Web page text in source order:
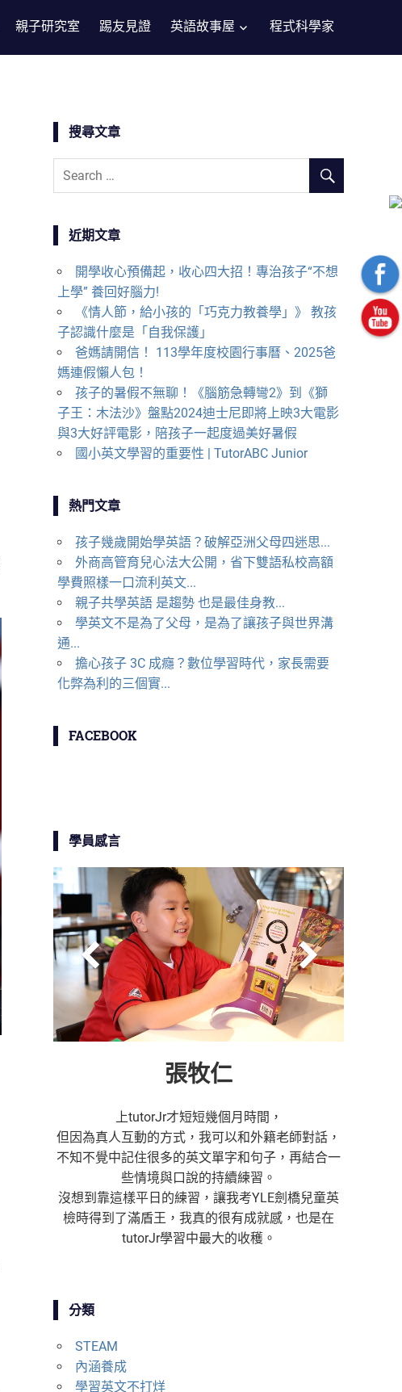
親子研究室 踢友見證 英語故事屋 程式科學家
搜尋文章
近期文章
開學收心預備起，收心四大招！專治孩子“不想
上學” 養回好腦力!
《情人節，給小孩的「巧克力教養學」》 教孩
子認識什麼是「自我保護」
爸媽請開信！ 113學年度校園行事曆、2025爸
媽連假懶人包！
孩子的暑假不無聊！《腦筋急轉彎2》到《獅
子王：木法沙》盤點2024迪士尼即將上映3大電影
與3大好評電影，陪孩子一起度過美好暑假
國小英文學習的重要性 | TutorABC Junior
熱門文章
孩子幾歲開始學英語？破解亞洲父母四迷思...
外商高管育兒心法大公開，省下雙語私校高額
學費照樣一口流利英文...
親子共學英語 是趨勢 也是最佳身教...
學英文不是為了父母，是為了讓孩子與世界溝
通...
擔心孩子 3C 成癮？數位學習時代，家長需要
化弊為利的三個實...
FACEBOOK
學員感言
張牧仁
上tutorJr才短短幾個月時間，
但因為真人互動的方式，我可以和外籍老師對話，
不知不覺中記住很多的英文單字和句子，再結合一
些情境與口說的持續練習。
沒想到靠這樣平日的練習，讓我考YLE劍橋兒童英
檢時得到了滿盾王，我真的很有成就感，也是在
tutorJr學習中最大的收穫。
分類
STEAM
內涵養成
學習英文不打烊